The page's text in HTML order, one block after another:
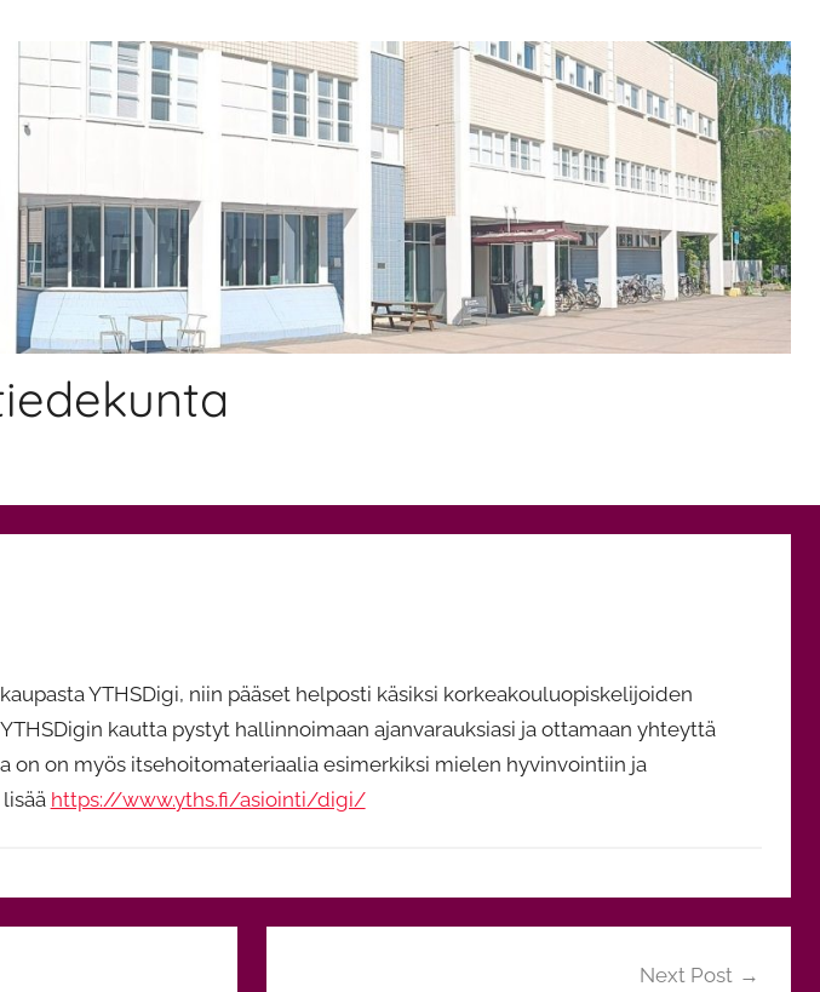
YTHSDigi, niin pääset helposti käsiksi korkeakouluopiskelijoiden
kautta pystyt hallinnoimaan ajanvarauksiasi ja ottamaan yhteyttä
on on myös itsehoitomateriaalia esimerkiksi mielen hyvinvointiin ja
https://www.yths.fi/asiointi/digi/
Next Post